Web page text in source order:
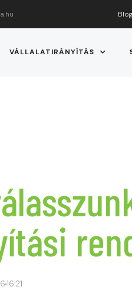
VÁLLALATIRÁNYÍTÁS
16:21